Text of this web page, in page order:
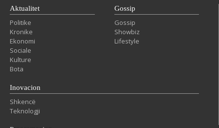
Aktualitet
Politike
Kronike
Ekonomi
Sociale
Kulture
Bota
Gossip
Gossip
Showbiz
Lifestyle
Inovacion
Shkencë
Teknologji